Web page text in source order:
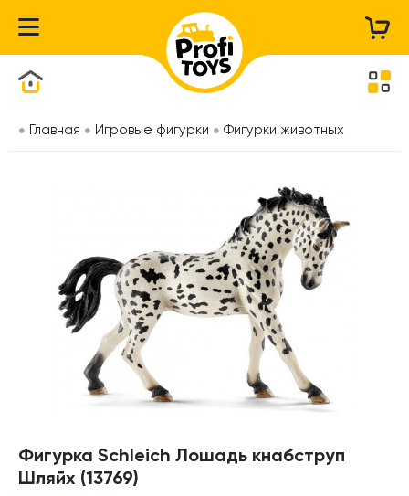
Главная Игровые фигурки Фигурки животных
Фигурка Schleich Лошадь кнабструп
Шляйх (13769)
Каталог товаров